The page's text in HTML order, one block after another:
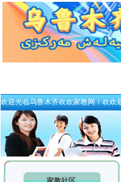
欢迎光临乌鲁木齐欢欢家教网！欢欢